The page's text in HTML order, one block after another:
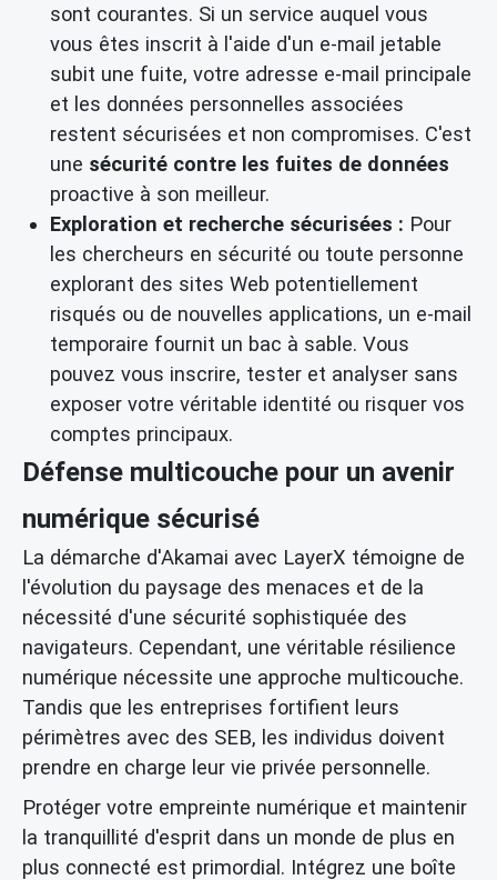
sont courantes. Si un service auquel vous
vous êtes inscrit à l'aide d'un e-mail jetable
subit une fuite, votre adresse e-mail principale
et les données personnelles associées
restent sécurisées et non compromises. C'est
une sécurité contre les fuites de données
proactive à son meilleur.
Exploration et recherche sécurisées : Pour
les chercheurs en sécurité ou toute personne
explorant des sites Web potentiellement
risqués ou de nouvelles applications, un e-mail
temporaire fournit un bac à sable. Vous
pouvez vous inscrire, tester et analyser sans
exposer votre véritable identité ou risquer vos
comptes principaux.
Défense multicouche pour un avenir
numérique sécurisé
La démarche d'Akamai avec LayerX témoigne de
l'évolution du paysage des menaces et de la
nécessité d'une sécurité sophistiquée des
navigateurs. Cependant, une véritable résilience
numérique nécessite une approche multicouche.
Tandis que les entreprises fortifient leurs
périmètres avec des SEB, les individus doivent
prendre en charge leur vie privée personnelle.
Protéger votre empreinte numérique et maintenir
la tranquillité d'esprit dans un monde de plus en
plus connecté est primordial. Intégrez une boîte